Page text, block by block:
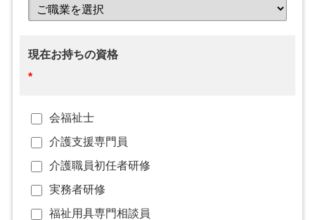
現在お持ちの資格
*
会福祉士
介護支援専門員
介護職員初任者研修
実務者研修
福祉用具専門相談員